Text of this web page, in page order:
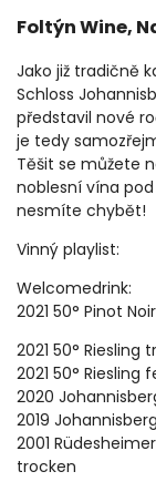
Foltýn Wine,
Jako již tradičně
Schloss
představil nové
je tedy
Těšit se můžete
noblesní vína
nesmíte chybět!
Vinný playlist:
Welcomedrink:
2021 50° Pinot
2021 50° Riesling
2021 50° Riesling
2020
2019
2001
trocken